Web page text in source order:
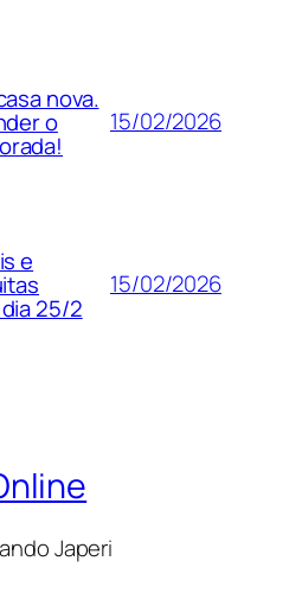
nova.
o 15/02/2026
e
25/2
15/02/2026
Japeri